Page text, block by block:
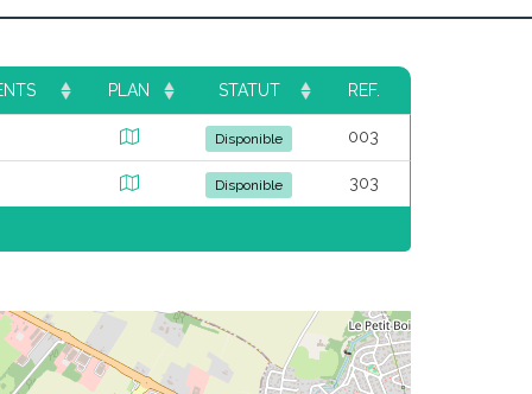
PLAN STATUT REF.
Disponible 003
Disponible 303